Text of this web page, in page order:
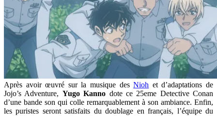
Après avoir œuvré sur la musique desNioh et d’adaptations de
Jojo’s Adventure, Yugo Kanno dote ce 25eme Detective Conan
d’une bande son qui colle remarquablement à son ambiance. Enfin,
les puristes seront satisfaits du doublage en français, l’équipe du